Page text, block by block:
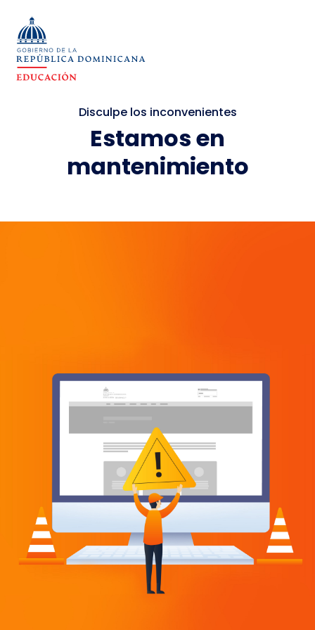
Disculpe los inconvenientes
Estamos en
mantenimiento